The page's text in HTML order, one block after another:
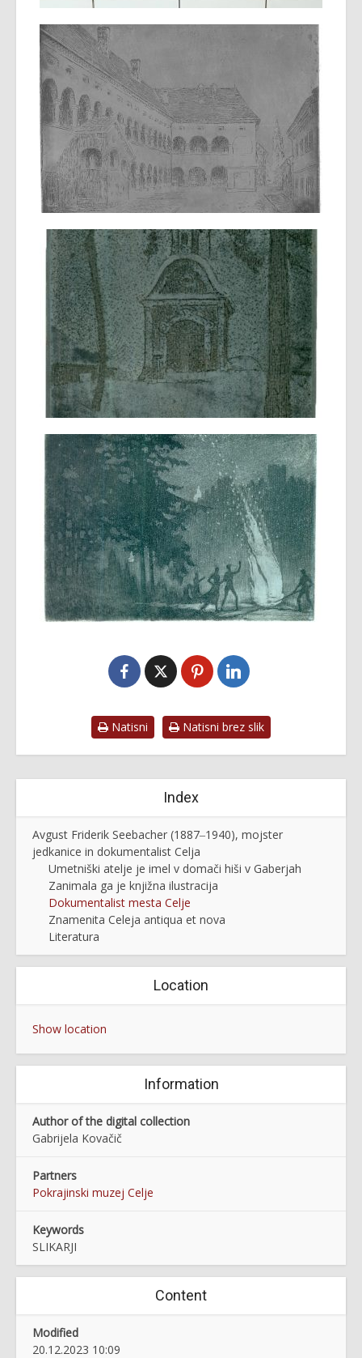
Natisni Natisni brez slik
Index
Avgust Friderik Seebacher (1887‒1940), mojster
jedkanice in dokumentalist Celja
Umetniški atelje je imel v domači hiši v Gaberjah
Zanimala ga je knjižna ilustracija
Dokumentalist mesta Celje
Znamenita Celeja antiqua et nova
Literatura
Location
Show location
Information
Author of the digital collection
Gabrijela Kovačič
Partners
Pokrajinski muzej Celje
Keywords
SLIKARJI
Content
Modified
20.12.2023 10:09